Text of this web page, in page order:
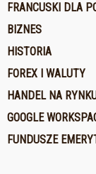
FRANCUSKI DLA
BIZNES
HISTORIA
FOREX I WALUTY
HANDEL NA
GOOGLE
FUNDUSZE